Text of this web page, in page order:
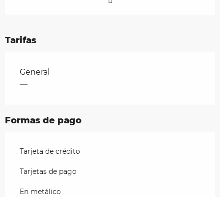
Tarifas
Tarifas 2026
General
—
Formas de pago
Tarjeta de crédito
Tarjetas de pago
En metálico